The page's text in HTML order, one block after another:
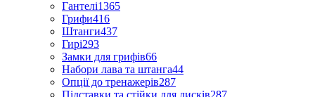
Гантелі1365
Грифи416
Штанги437
Гирі293
Замки для грифів66
Набори лава та штанга44
Опції до тренажерів287
Підставки та стійки для дисків287